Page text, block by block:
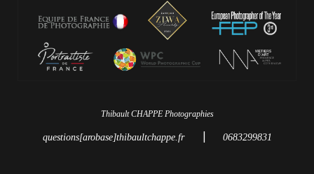
Thibault CHAPPE Photographies
questions[arobase]thibaultchappe.fr 0683299831